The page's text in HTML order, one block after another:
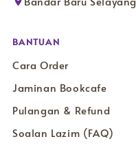
BANTUAN
Cara Order
Jaminan Bookcafe
Pulangan & Refund
Soalan Lazim (FAQ)